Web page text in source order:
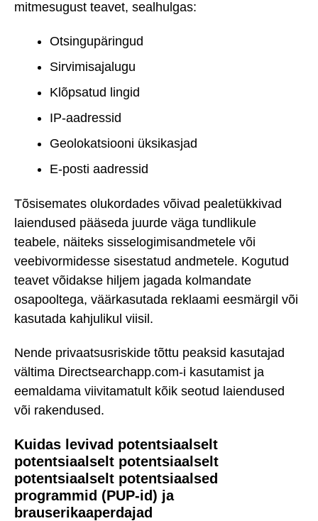
mitmesugust teavet, sealhulgas:
Otsingupäringud
Sirvimisajalugu
Klõpsatud lingid
IP-aadressid
Geolokatsiooni üksikasjad
E-posti aadressid
Tõsisemates olukordades võivad pealetükkivad
laiendused pääseda juurde väga tundlikule
teabele, näiteks sisselogimisandmetele või
veebivormidesse sisestatud andmetele. Kogutud
teavet võidakse hiljem jagada kolmandate
osapooltega, väärkasutada reklaami eesmärgil või
kasutada kahjulikul viisil.
Nende privaatsusriskide tõttu peaksid kasutajad
vältima Directsearchapp.com-i kasutamist ja
eemaldama viivitamatult kõik seotud laiendused
või rakendused.
Kuidas levivad potentsiaalselt
potentsiaalselt potentsiaalselt
potentsiaalselt potentsiaalsed
programmid (PUP-id) ja
brauserikaaperdajad